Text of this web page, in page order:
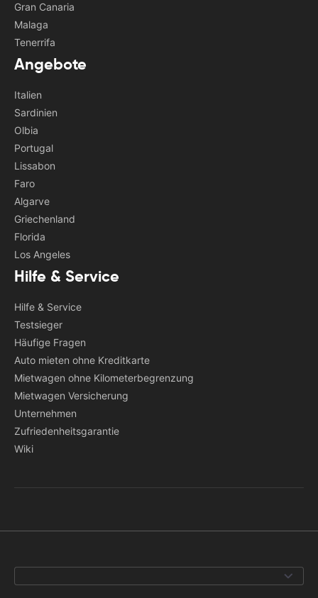
Gran Canaria
Malaga
Tenerrifa
Angebote
Italien
Sardinien
Olbia
Portugal
Lissabon
Faro
Algarve
Griechenland
Florida
Los Angeles
Hilfe & Service
Hilfe & Service
Testsieger
Häufige Fragen
Auto mieten ohne Kreditkarte
Mietwagen ohne Kilometerbegrenzung
Mietwagen Versicherung
Unternehmen
Zufriedenheitsgarantie
Wiki